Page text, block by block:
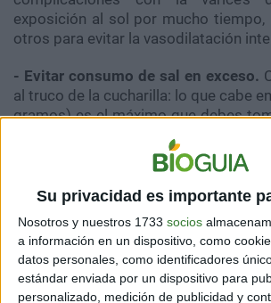
Su privacidad es importante
Nosotros y nuestros 1733 socios
a información en un dispositivo, como
datos personales, como identificadores
estándar enviada por un dispositivo para
personalizado, medición de publicidad y
exposición al sol por mucho tiempo,
otros para evitar la vasodilatación
- Evitar consumo de sal en exceso.
al truco de la cucharilla: lo que cabe
gramos) es el máximo que debes
sal añadida, no solo cuenta la que
Exceder esa cantidad favorece la
que provoca hinchazón de tobillos.